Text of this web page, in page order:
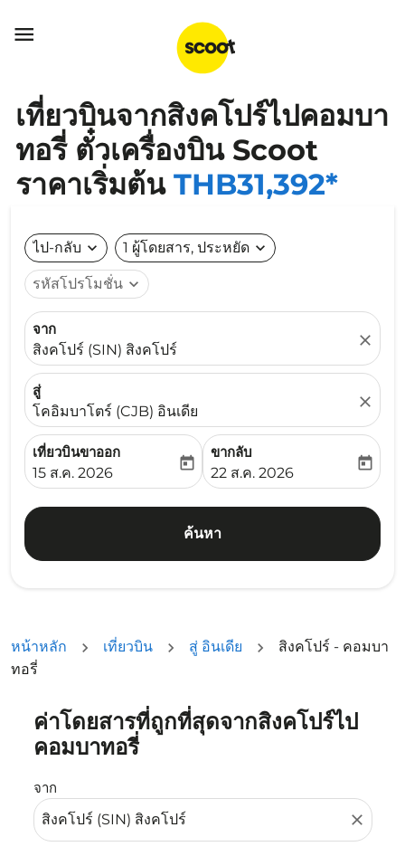

เที่ยวบินจากสิงคโปร์ไปคอมบา
ทอรี่ ตั๋วเครื่องบิน Scoot
ราคาเริ่มต้น THB31,392*
ไป-กลับ expand_more 1 ผู้โดยสาร, ประหยัด expand_more
รหัสโปรโมชั่น expand_more
จาก
สิงคโปร์ (SIN) สิงคโปร์
close
สู่
โคอิมบาโตร์ (CJB) อินเดีย
close
เที่ยวบินขาออก
fc-booking-departure-date-aria-label
15 ส.ค. 2026
today
ขากลับ
fc-booking-return-date-
22 ส.ค. 2026
today
ค้นหา
หน้าหลัก เที่ยวบิน สู่ อินเดีย
สิงคโปร์ - คอมบา
ทอรี่
ค่าโดยสารที่ถูกที่สุดจากสิงคโปร์ไป
คอมบาทอรี่
จาก
close
ลองเปลี่ยนเดือนหรือเลือกวันที่ด้านล่างเพื่อค้นหาข้อเสนอ